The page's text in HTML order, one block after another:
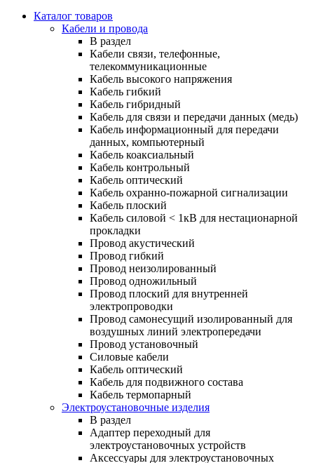
Каталог товаров
Кабели и провода
В раздел
Кабели связи, телефонные,
телекоммуникационные
Кабель высокого напряжения
Кабель гибкий
Кабель гибридный
Кабель для связи и передачи данных (медь)
Кабель информационный для передачи
данных, компьютерный
Кабель коаксиальный
Кабель контрольный
Кабель оптический
Кабель охранно-пожарной сигнализации
Кабель плоский
Кабель силовой < 1кВ для нестационарной
прокладки
Провод акустический
Провод гибкий
Провод неизолированный
Провод одножильный
Провод плоский для внутренней
электропроводки
Провод самонесущий изолированный для
воздушных линий электропередачи
Провод установочный
Силовые кабели
Кабель оптический
Кабель для подвижного состава
Кабель термопарный
Электроустановочные изделия
В раздел
Адаптер переходный для
электроустановочных устройств
Аксессуары для электроустановочных